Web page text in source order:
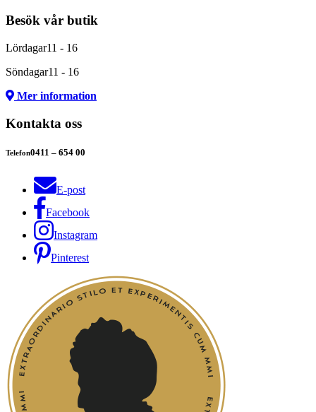
Besök vår butik
Lördagar11 - 16
Söndagar11 - 16
Mer information
Kontakta oss
Telefon0411 – 654 00
E-post
Facebook
Instagram
Pinterest